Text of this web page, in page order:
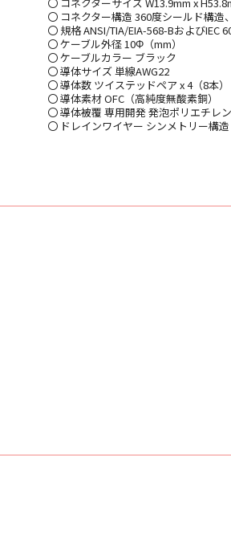
〇 コネクター構造 360度シールド構
〇 規格 ANSI/TIA/EIA-568-BおよびIEC
〇 ケーブル外径 10Φ（mm）
〇 ケーブルカラー ブラック
〇 導体サイズ 単線AWG22
〇 導体数 ツイステッドペア x 4（8本）
〇 導体素材 OFC（高純度無酸素銅）
〇 導体被覆 専用開発 発泡ポリエチレ
〇 ドレインワイヤー シンメトリー構造